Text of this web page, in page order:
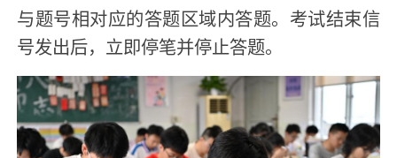
与题号相对应的答题区域内答题。考试结束信
号发出后，立即停笔并停止答题。